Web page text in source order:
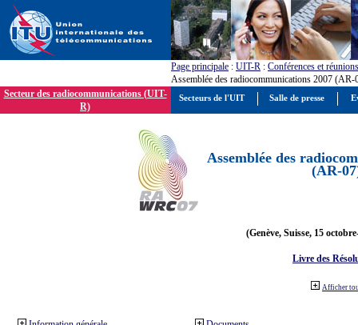
Page principale : UIT-R : Conférences et réunions
Assemblée des radiocommunications 2007 (AR-
Secteur des radiocommunications (UIT-
R)
Assemblée des
(AR-
(Genève, Suisse, 15
Livre des
Afficher
Secteurs de l'UIT Salle de presse